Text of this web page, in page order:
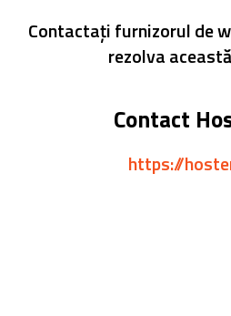
Contactați furnizorul de
rezolva
Contact
https://